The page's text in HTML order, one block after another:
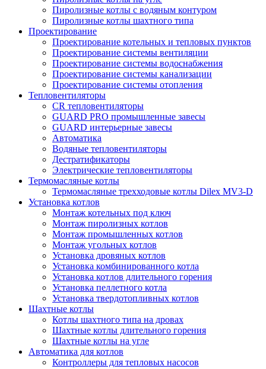
Пиролизные котлы с водяным контуром
Пиролизные котлы шахтного типа
Проектирование
Проектирование котельных и тепловых пунктов
Проектирование системы вентиляции
Проектирование системы водоснабжения
Проектирование системы канализации
Проектирование системы отопления
Тепловентиляторы
CR тепловентиляторы
GUARD PRO промышленные завесы
GUARD интерьерные завесы
Автоматика
Водяные тепловентиляторы
Дестратификаторы
Электрические тепловентиляторы
Термомасляные котлы
Термомасляные трехходовые котлы Dilex MV3-D
Установка котлов
Монтаж котельных под ключ
Монтаж пиролизных котлов
Монтаж промышленных котлов
Монтаж угольных котлов
Установка дровяных котлов
Установка комбинированного котла
Установка котлов длительного горения
Установка пеллетного котла
Установка твердотопливных котлов
Шахтные котлы
Котлы шахтного типа на дровах
Шахтные котлы длительного горения
Шахтные котлы на угле
Автоматика для котлов
Контроллеры для тепловых насосов